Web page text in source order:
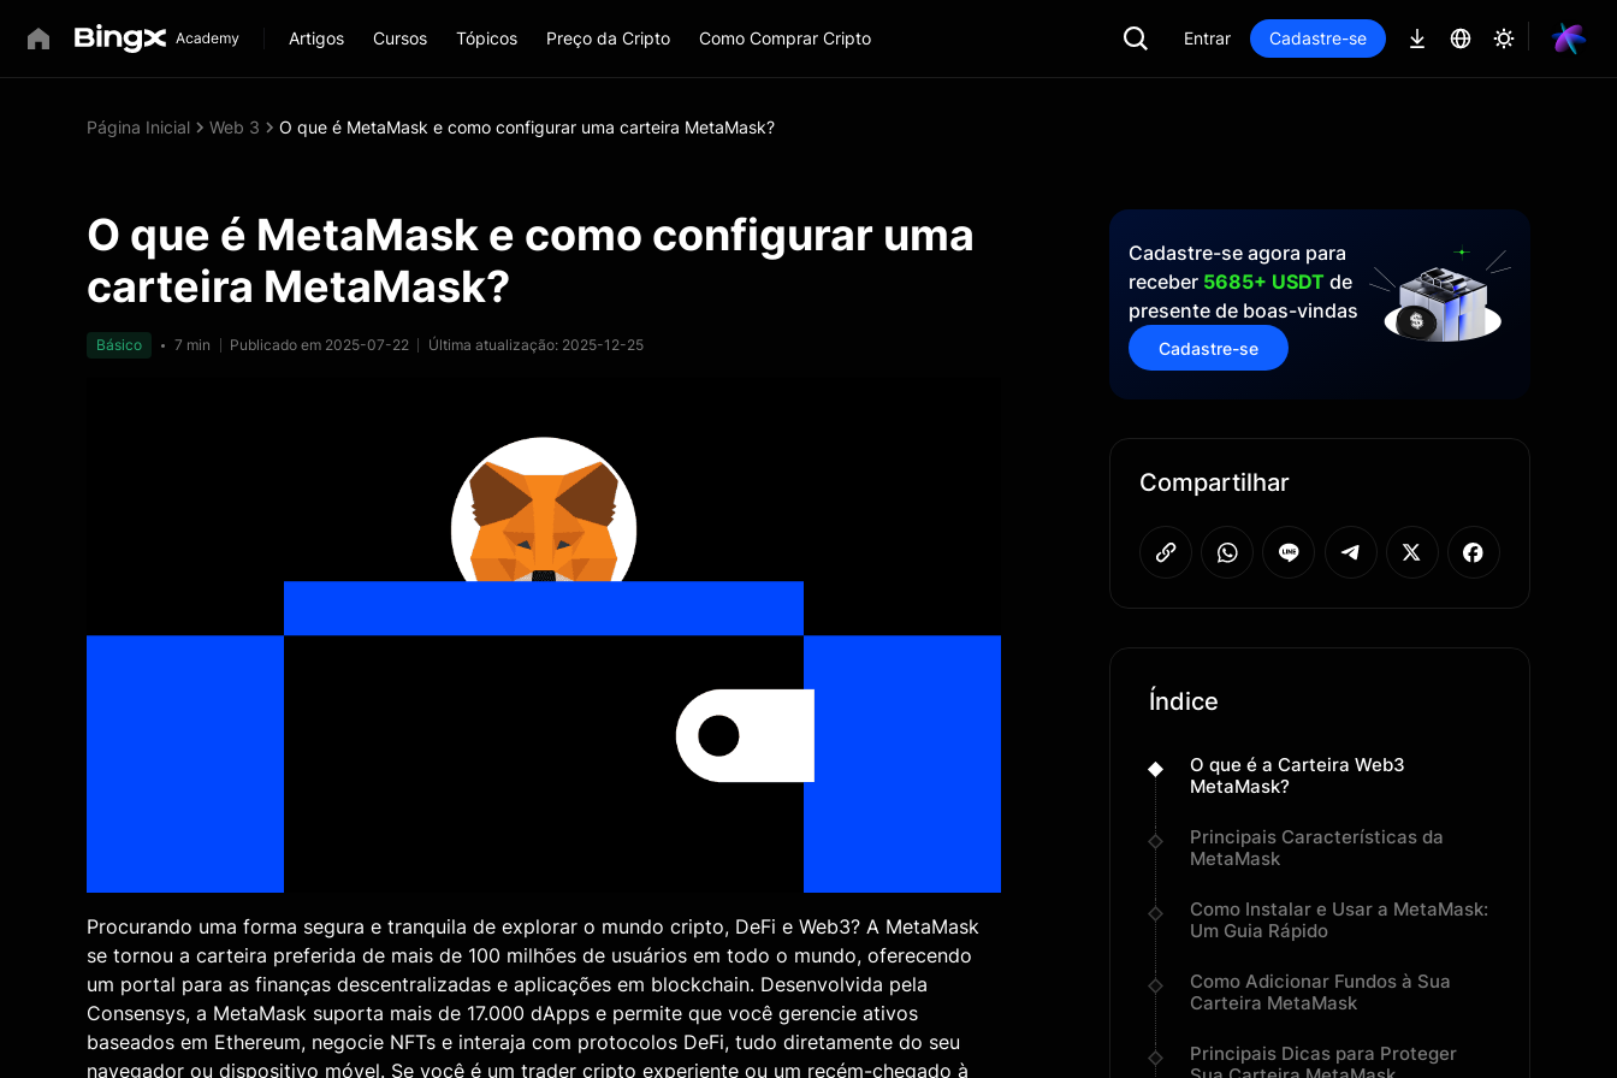
Artigos Cursos Tópicos Preço da Cripto Como Comprar Cripto Entrar Cadastre-se
Página Inicial Web 3 O que é MetaMask e como configurar uma carteira MetaMask?
O que é MetaMask e como configurar uma
carteira MetaMask?
Básico 7 min Publicado em 2025-07-22 Última atualização: 2025-12-25
Procurando uma forma segura e tranquila de explorar o mundo cripto, DeFi e Web3? A MetaMask
se tornou a carteira preferida de mais de 100 milhões de usuários em todo o mundo, oferecendo
um portal para as finanças descentralizadas e aplicações em blockchain. Desenvolvida pela
Consensys, a MetaMask suporta mais de 17.000 dApps e permite que você gerencie ativos
baseados em Ethereum, negocie NFTs e interaja com protocolos DeFi, tudo diretamente do seu
navegador ou dispositivo móvel. Se você é um trader cripto experiente ou um recém-chegado à
Cadastre-se agora para
receber 5685+ USDT de
presente de boas-vindas
Cadastre-se
Compartilhar
Índice
O que é a Carteira Web3
MetaMask?
Principais Características da
MetaMask
Como Instalar e Usar a MetaMask:
Um Guia Rápido
Como Adicionar Fundos à Sua
Carteira MetaMask
Principais Dicas para Proteger